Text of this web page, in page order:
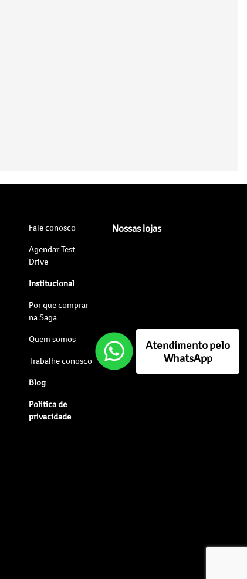
Fale conosco
Agendar Test
Drive
Institucional
Por que comprar
na Saga
Quem somos
Trabalhe conosco
Blog
Política de
privacidade
Nossas lojas
Atendimento pelo
WhatsApp